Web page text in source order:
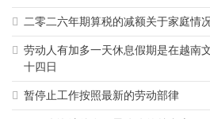
二零二六年期算税的减额关于家庭情
劳动人有加多一天休息假期是在越南
十四日
暂停止工作按照最新的劳动部律